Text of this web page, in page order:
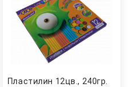
Пластилин 12цв., 240гр.